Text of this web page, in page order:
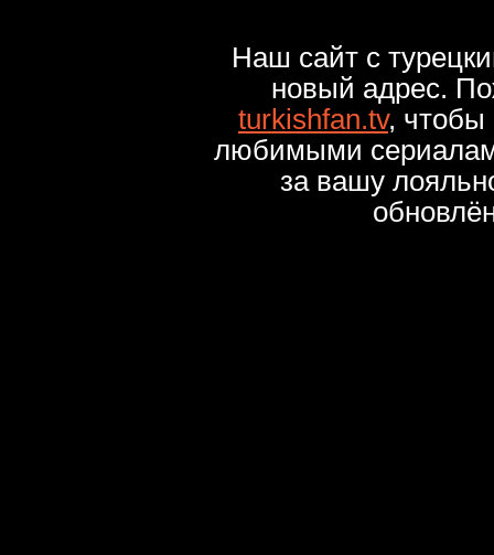
Наш сайт с
новый адрес.
turkishfan.tv, чтобы
любимыми
за вашу